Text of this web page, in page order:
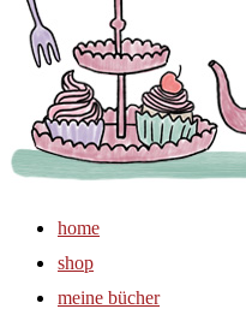
home
shop
meine bücher